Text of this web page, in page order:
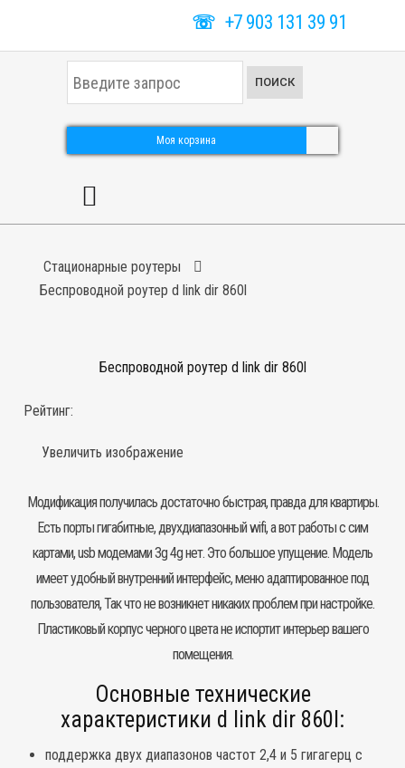
☏ +7 903 131 39 91
к
а
ь
ПОИСК
Моя корзина
Стационарные роутеры
Беспроводной роутер d link dir 860l
Беспроводной роутер d link dir 860l
Рейтинг:
Увеличить изображение
Модификация получилась достаточно быстрая, правда для квартиры.
Есть порты гигабитные, двухдиапазонный wifi, а вот работы с сим
картами, usb модемами 3g 4g нет. Это большое упущение. Модель
имеет удобный внутренний интерфейс, меню адаптированное под
пользователя, Так что не возникнет никаких проблем при настройке.
Пластиковый корпус черного цвета не испортит интерьер вашего
помещения.
Основные технические
характеристики d link dir 860l:
поддержка двух диапазонов частот 2,4 и 5 гигагерц с